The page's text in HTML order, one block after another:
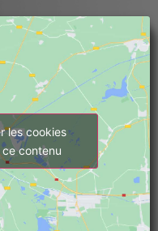
ce niveau de
les cookies
contenu